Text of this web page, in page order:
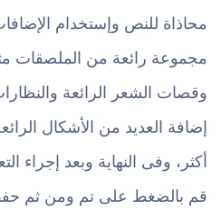
محاذاة للنص وإستخدام
مجموعة رائعة من الملصقات
وقصات الشعر الرائعة
إضافة العديد من الأشكال
أكثر، وفى النهاية وبعد إجراء
قم بالضغط على تم ومن ثم